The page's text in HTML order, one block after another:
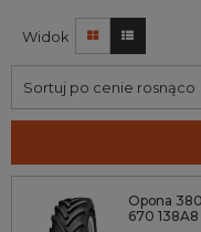
Średnica
Producent
Nośność
Widok
Sortuj po cenie rosnąco
Opona
670